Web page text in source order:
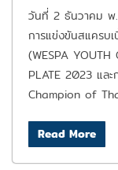
วันที่ 2 ธันวาคม พ.
การแข่งขันสแครบ
(WESPA
PLATE 2023 แล
Champion of
Read More